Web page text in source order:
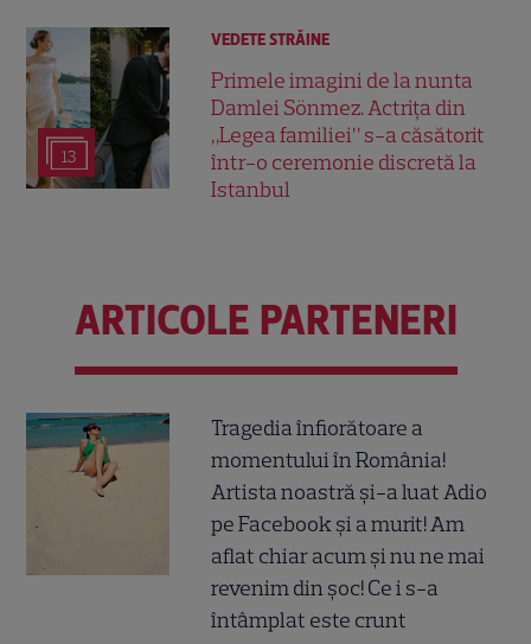
13
VEDETE STRĂINE
Primele imagini de la nunta
Damlei Sönmez. Actrița din
„Legea familiei” s-a căsătorit
într-o ceremonie discretă la
Istanbul
ARTICOLE PARTENERI
Tragedia înfiorătoare a
momentului în România!
Artista noastră și-a luat Adio
pe Facebook și a murit! Am
aflat chiar acum și nu ne mai
revenim din șoc! Ce i s-a
întâmplat este crunt